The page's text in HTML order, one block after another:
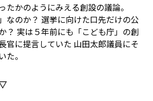
たかのようにみえる創設の議論。
なのか？ 選挙に向けた口先だけの公
？ 実は５年前にも「こども庁」の創
官に提言していた 山田太郎議員にそ
た。